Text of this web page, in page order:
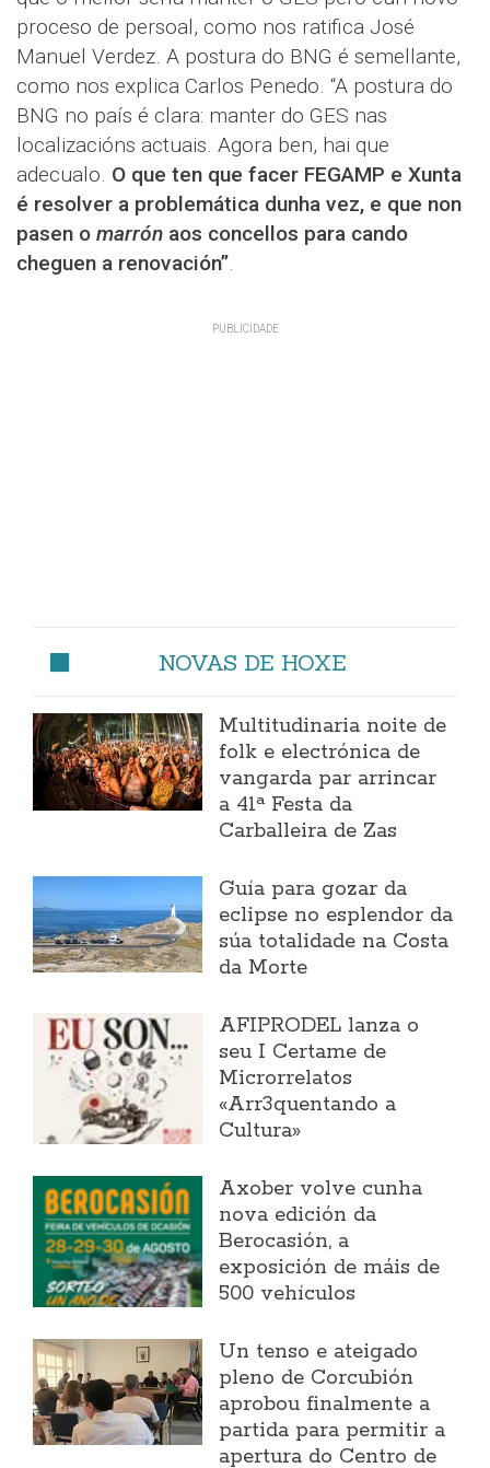
proceso de persoal, como nos ratifica José
Manuel Verdez. A postura do BNG é semellante,
como nos explica Carlos Penedo. “A postura do
BNG no país é clara: manter do GES nas
localizacións actuais. Agora ben, hai que
adecualo. O que ten que facer FEGAMP e Xunta
é resolver a problemática dunha vez, e que non
pasen o marrón aos concellos para cando
cheguen a renovación”
NOVAS DE HOXE
Multitudinaria noite de
folk e electrónica de
vangarda par arrincar
a 41ª Festa da
Carballeira de Zas
Guía para gozar da
eclipse no esplendor da
súa totalidade na Costa
da Morte
AFIPRODEL lanza o
seu I Certame de
Microrrelatos
«Arr3quentando a
Cultura»
Axober volve cunha
nova edición da
Berocasión, a
exposición de máis de
500 vehículos
Un tenso e ateigado
pleno de Corcubión
aprobou finalmente a
partida para permitir a
apertura do Centro de